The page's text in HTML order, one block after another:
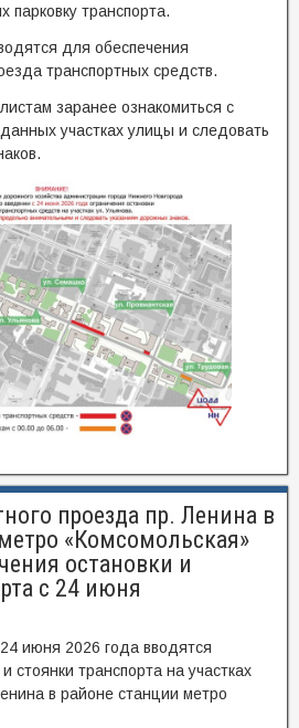
парковку транспорта.
для обеспечения
транспортных средств.
заранее ознакомиться с
участках улицы и следовать
проезда пр. Ленина в
«Комсомольская»
остановки и
с 24 июня
июня 2026 года вводятся
стоянки транспорта на участках
в районе станции метро